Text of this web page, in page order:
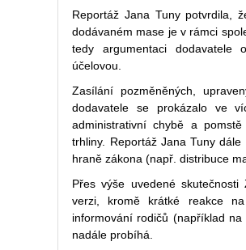
Reportáž Jana Tuny potvrdila,
dodávaném mase je v rámci
tedy argumentaci dodavatele
účelovou.
Zasílání pozměněných,
dodavatele se prokázalo ve
administrativní chybě a
trhliny. Reportáž Jana Tuny
hraně zákona (např. distribuce
Přes výše uvedené
verzi, kromě krátké reakce
informování rodičů (například
nadále probíhá.